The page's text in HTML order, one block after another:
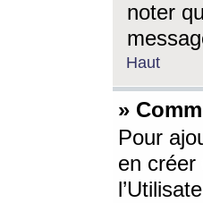
noter
Haut
»
Pour
en créer